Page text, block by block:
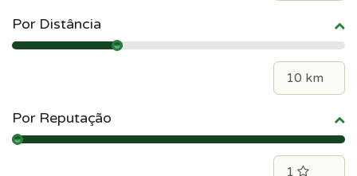
Por Distância
Por Reputação